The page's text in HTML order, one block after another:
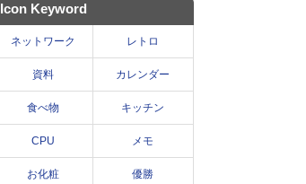
Icon Keyword
ネットワーク レトロ
資料 カレンダー
食べ物 キッチン
CPU メモ
お化粧 優勝